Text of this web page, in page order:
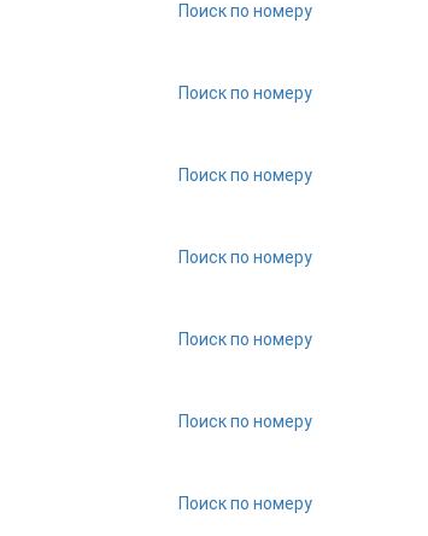
Поиск по номеру
Поиск по номеру
Поиск по номеру
Поиск по номеру
Поиск по номеру
Поиск по номеру
Поиск по номеру